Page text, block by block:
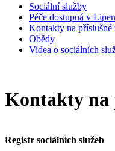
Sociální služby
Péče dostupná v
Kontakty na příslušné
Obědy
Videa o sociálních
Kontakty na
Registr sociálních služeb